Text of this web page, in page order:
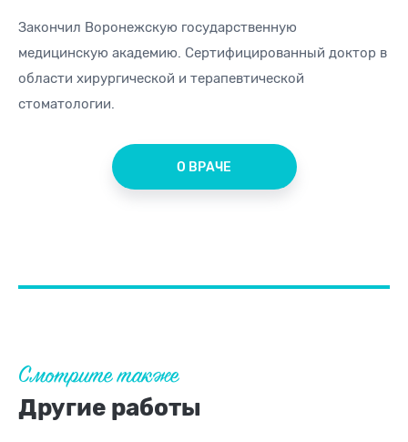
Закончил Воронежскую государственную
медицинскую академию. Сертифицированный доктор в
области хирургической и терапевтической
стоматологии.
О ВРАЧЕ
Смотрите также
Другие работы